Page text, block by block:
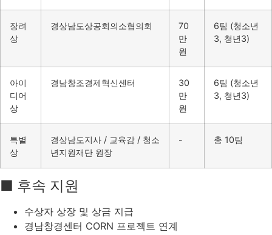
장려
상
경상남도상공회의소협의회
70
만
원
6팀 (청소년
3, 청년3)
아이
디어
상
경남창조경제혁신센터
30
만
원
6팀 (청소년
3, 청년3)
특별
상
경상남도지사 / 교육감 / 청소
년지원재단 원장
- 총 10팀
■ 후속 지원
수상자 상장 및 상금 지급
경남창경센터 CORN 프로젝트 연계